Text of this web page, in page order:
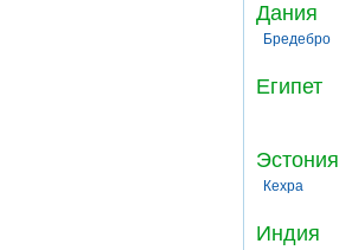
Дания
Бредебро
Египет
Эстония
Кехра
Индия